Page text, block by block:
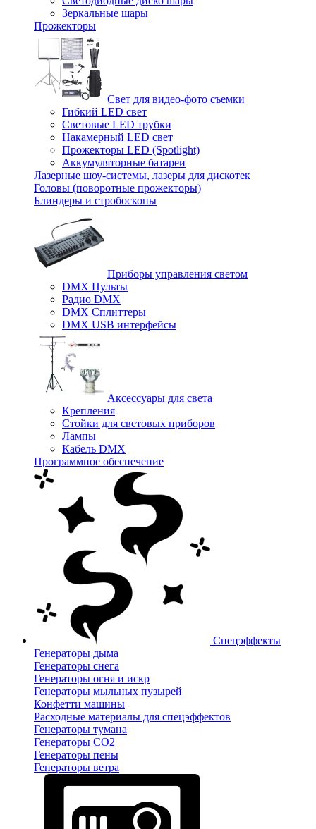
Зеркальные шары
Прожекторы
Свет для видео-фото съемки
Гибкий LED свет
Световые LED трубки
Накамерный LED свет
Прожекторы LED (Spotlight)
Аккумуляторные батареи
Лазерные шоу-системы, лазеры для дискотек
Головы (поворотные прожекторы)
Блиндеры и стробоскопы
Приборы управления светом
DMX Пульты
Радио DMX
DMX Сплиттеры
DMX USB интерфейсы
Аксессуары для света
Крепления
Стойки для световых приборов
Лампы
Кабель DMX
Программное обеспечение
Спецэффекты
Генераторы дыма
Генераторы снега
Генераторы огня и искр
Генераторы мыльных пузырей
Конфетти машины
Расходные материалы для спецэффектов
Генераторы тумана
Генераторы CO2
Генераторы пены
Генераторы ветра